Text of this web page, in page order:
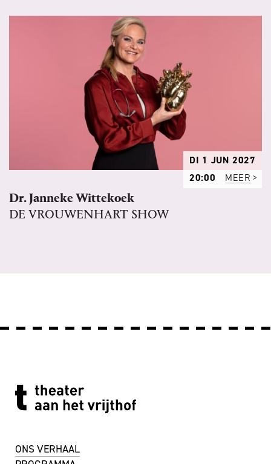
DI 1 JUN 2027
20:00
MEER
Dr. Janneke Wittekoek
DE VROUWENHART SHOW
ONS VERHAAL